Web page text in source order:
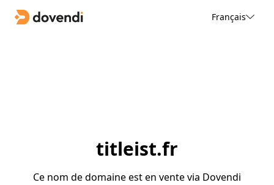
Français
titleist.fr
Ce nom de domaine est en vente via Dovendi